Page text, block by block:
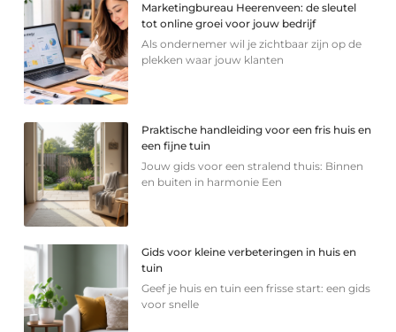
Marketingbureau Heerenveen: de sleutel
tot online groei voor jouw bedrijf
Als ondernemer wil je zichtbaar zijn op de
plekken waar jouw klanten
Praktische handleiding voor een fris huis en
een fijne tuin
Jouw gids voor een stralend thuis: Binnen
en buiten in harmonie Een
Gids voor kleine verbeteringen in huis en
tuin
Geef je huis en tuin een frisse start: een gids
voor snelle